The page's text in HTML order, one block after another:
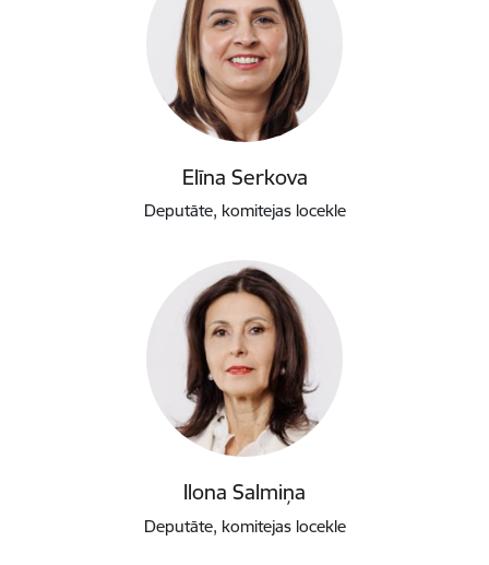
Elīna Serkova
Deputāte, komitejas locekle
Ilona Salmiņa
Deputāte, komitejas locekle